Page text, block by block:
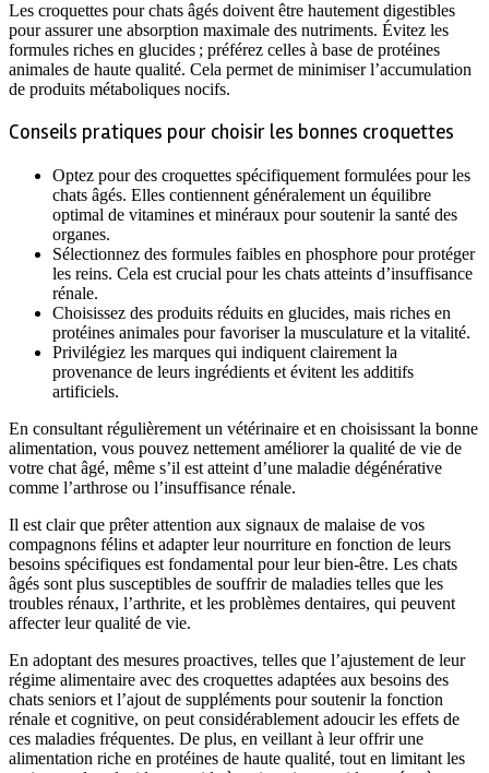
Les croquettes pour chats âgés doivent être hautement digestibles
pour assurer une absorption maximale des nutriments. Évitez les
formules riches en glucides ; préférez celles à base de protéines
animales de haute qualité. Cela permet de minimiser l’accumulation
de produits métaboliques nocifs.
Conseils pratiques pour choisir les bonnes croquettes
Optez pour des croquettes spécifiquement formulées pour les
chats âgés. Elles contiennent généralement un équilibre
optimal de vitamines et minéraux pour soutenir la santé des
organes.
Sélectionnez des formules faibles en phosphore pour protéger
les reins. Cela est crucial pour les chats atteints d’insuffisance
rénale.
Choisissez des produits réduits en glucides, mais riches en
protéines animales pour favoriser la musculature et la vitalité.
Privilégiez les marques qui indiquent clairement la
provenance de leurs ingrédients et évitent les additifs
artificiels.
En consultant régulièrement un vétérinaire et en choisissant la bonne
alimentation, vous pouvez nettement améliorer la qualité de vie de
votre chat âgé, même s’il est atteint d’une maladie dégénérative
comme l’arthrose ou l’insuffisance rénale.
Il est clair que prêter attention aux signaux de malaise de vos
compagnons félins et adapter leur nourriture en fonction de leurs
besoins spécifiques est fondamental pour leur bien-être. Les chats
âgés sont plus susceptibles de souffrir de maladies telles que les
troubles rénaux, l’arthrite, et les problèmes dentaires, qui peuvent
affecter leur qualité de vie.
En adoptant des mesures proactives, telles que l’ajustement de leur
régime alimentaire avec des croquettes adaptées aux besoins des
chats seniors et l’ajout de suppléments pour soutenir la fonction
rénale et cognitive, on peut considérablement adoucir les effets de
ces maladies fréquentes. De plus, en veillant à leur offrir une
alimentation riche en protéines de haute qualité, tout en limitant les